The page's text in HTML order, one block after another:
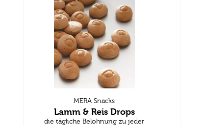
MERA Snacks
Lamm & Reis Drops
die tägliche Belohnung zu jeder